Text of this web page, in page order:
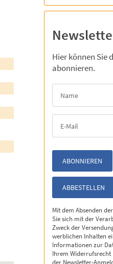
Hier können Sie
abonnieren.
Mit dem Absenden
Sie sich mit der
Zweck der
werblichen Inhalten
Informationen zur
Ihrem